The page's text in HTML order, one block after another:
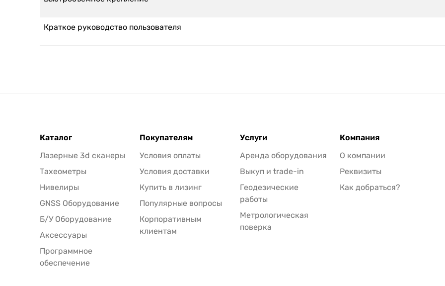
Краткое руководство пользователя
Каталог
Лазерные 3d сканеры
Тахеометры
Нивелиры
GNSS Оборудование
Б/У Оборудование
Аксессуары
Программное
обеспечение
Покупателям
Условия оплаты
Условия доставки
Купить в лизинг
Популярные вопросы
Корпоративным
клиентам
Услуги
Аренда оборудования
Выкуп и trade-in
Геодезические
работы
Метрологическая
поверка
Компания
О компании
Реквизиты
Как добраться?